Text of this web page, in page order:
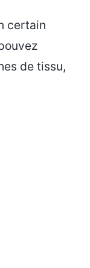
certain
de tissu,